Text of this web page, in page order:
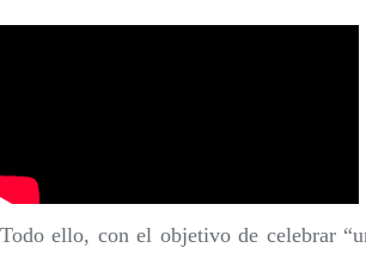
Todo ello, con el objetivo de celebrar